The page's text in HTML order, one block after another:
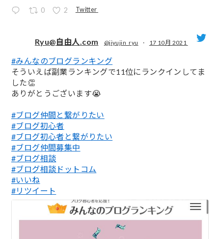
0 2 Twitter
;
Ryu@自由人.com @jiyujin_ryu · 17 10月 2021
#みんなのブログランキング
そういえば副業ランキングで11位にランクインしてま
した👏
ありがとうございます😭
#ブログ仲間と繋がりたい
#ブログ初心者
#ブログ初心者と繋がりたい
#ブログ仲間募集中
#ブログ相談
#ブログ相談ドットコム
#いいね
#リツイート